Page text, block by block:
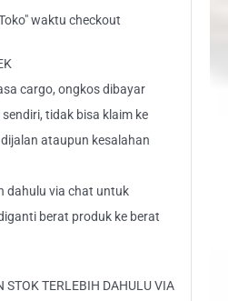
waktu checkout
cargo, ongkos dibayar
tidak bisa klaim ke
ataupun kesalahan
dahulu via chat untuk
berat produk ke berat
STOK TERLEBIH DAHULU VIA